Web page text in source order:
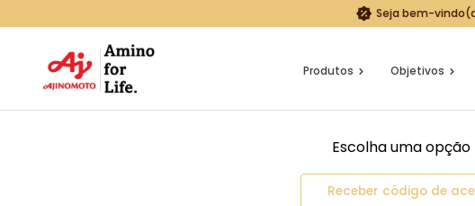
Seja bem-
Produtos Objetivos
Escolha uma
Receber código de